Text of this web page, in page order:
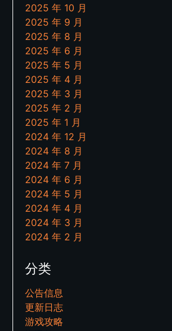
2025 年 10 月
2025 年 9 月
2025 年 8 月
2025 年 6 月
2025 年 5 月
2025 年 4 月
2025 年 3 月
2025 年 2 月
2025 年 1 月
2024 年 12 月
2024 年 8 月
2024 年 7 月
2024 年 6 月
2024 年 5 月
2024 年 4 月
2024 年 3 月
2024 年 2 月
分类
公告信息
更新日志
游戏攻略